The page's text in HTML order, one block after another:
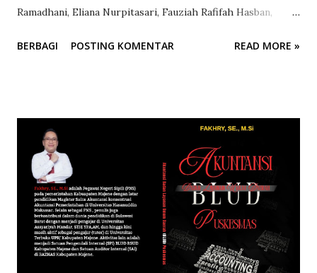
Ramadhani, Eliana Nurpitasari, Fauziah Rafifah Hasban,
Nur Asyifah, Naura Azkadina Anas, Nur Nida Salsabilah,
Mumtazah Efendi, Alya Ainun Jariah, Assyifah Wafa.Unnawa
Ikhwan, Ibtisan, Masyita Khumairah Ridwan, Mufidah
Masyurah, Muthmainnah, Muwafiqatul Izzah A, Najiah Buana
Nur Ammary, Najwa Azzahra, Syahrani Qurratayyunin
Andhah Editor: Mariani, M.Pd.,Gr. Dewi Sri Nurdiana, S.S.
Damar I Manakku Desain Sampul dan Tata Letak Dewi Srin
Ketersediaan Buku Tersedia Penerbitan: Pakalawaki
Penerbitan dan Percetakan Cetakan Edisi 1, Bulan Mei 2026
BERBAGI POSTING KOMENTAR READ MORE »